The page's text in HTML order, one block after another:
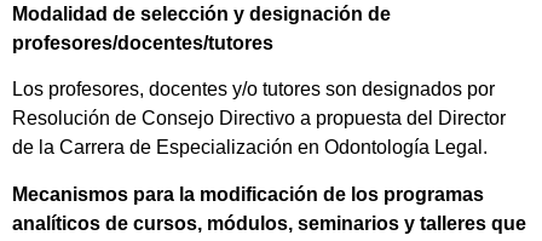
Modalidad de selección y designación de
profesores/docentes/tutores
Los profesores, docentes y/o tutores son designados por
Resolución de Consejo Directivo a propuesta del Director
de la Carrera de Especialización en Odontología Legal.
Mecanismos para la modificación de los programas
analíticos de cursos, módulos, seminarios y talleres que